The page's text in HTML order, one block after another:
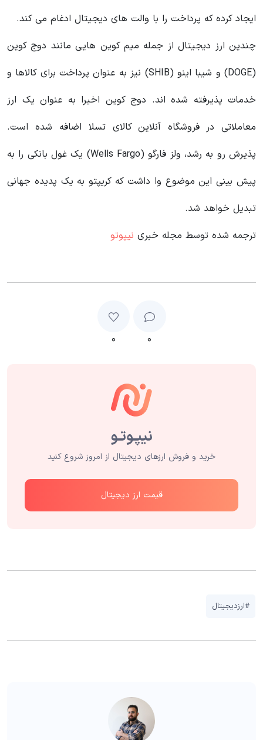
ایجاد کرده که پرداخت را با والت های دیجیتال ادغام می کند.
چندین ارز دیجیتال از جمله میم کوین هایی مانند دوج کوین
(DOGE) و شیبا اینو (SHIB) نیز به عنوان پرداخت برای کالاها و
خدمات پذیرفته شده اند. دوج کوین اخیرا به عنوان یک ارز
معاملاتی در فروشگاه آنلاین کالای تسلا اضافه شده است.
پذیرش رو به رشد، ولز فارگو (Wells Fargo) یک غول بانکی را به
پیش‌ بینی این موضوع وا داشت که کریپتو به یک پدیده جهانی
تبدیل خواهد شد.
ترجمه شده توسط مجله خبری نیپوتو
۰ ۰
خرید و فروش ارزهای دیجیتال از امروز شروع کنید
قیمت ارز دیجیتال
#ارزدیجیتال